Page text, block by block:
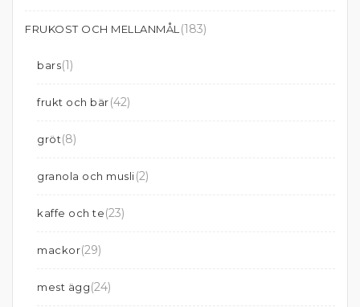
FRUKOST OCH MELLANMÅL (183)
bars(1)
frukt och bär(42)
gröt(8)
granola och musli(2)
kaffe och te(23)
mackor(29)
mest ägg(24)